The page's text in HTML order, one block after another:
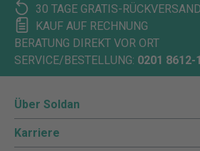
30 TAGE GRATIS-RÜCKVERSAND
KAUF AUF RECHNUNG
BERATUNG DIREKT VOR ORT
SERVICE/BESTELLUNG: 0201 8612-
Über Soldan
Karriere